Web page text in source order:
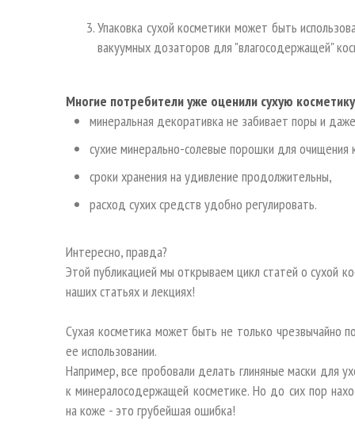
Упаковка сухой косметики может быть
вакуумных дозаторов для "влагосодержащей"
Многие потребители уже оценили сухую
минеральная декоративка не забивает поры и
сухие минерально-солевые порошки для
сроки хранения на удивление продолжительны,
расход сухих средств удобно регулировать.
Интересно, правда?
Этой публикацией мы открываем цикл статей о сухой
наших статьях и лекциях!
Сухая косметика может быть не только чрезвычайно
ее использовании.
Например, все пробовали делать глиняные маски для
к минералосодержащей косметике. Но до сих пор
на коже - это грубейшая ошибка!